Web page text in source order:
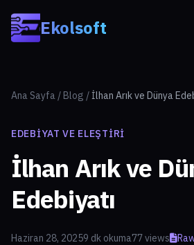
Ekolsoft
Ana Sayfa / Blog /İlhan Arık ve Dünya
EDEBIYAT VE ELEŞTIRI
İlhan Arık ve
Edebiyatı
Haziran 28, 20259 dk okuma77 views